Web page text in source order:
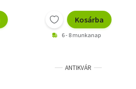
Kosárba
6 - 8 munkanap
ANTIKVÁR